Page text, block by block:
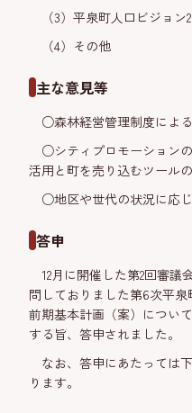
（3）平泉町人口ビジョン
（4）その他
主な意見等
○森林経営管理制度によ
○シティプロモーション
活用と町を売り込むツールの
○地区や世代の状況に応
答申
12月に開催した第2回審議
問しておりました第6次平
前期基本計画（案）につい
する旨、答申されました。
なお、答申にあたっては
ります。